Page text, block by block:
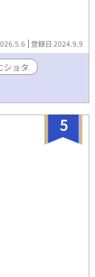
登録日 2024.9.9
ショタ
5